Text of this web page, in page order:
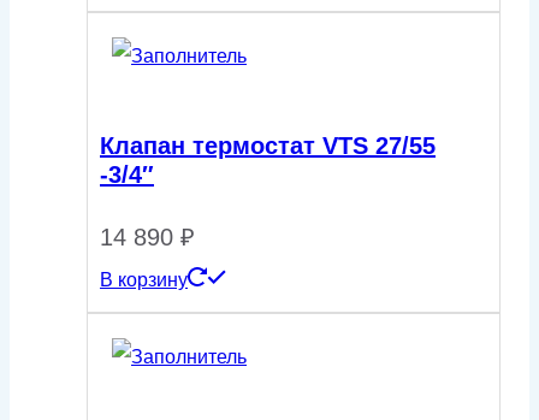
Клапан термостат VTS 27/55
-3/4″
14 890 ₽
В корзину